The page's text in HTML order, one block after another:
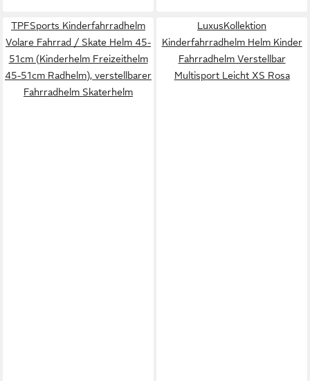
TPFSports Kinderfahrradhelm
Volare Fahrrad / Skate Helm 45-
51cm (Kinderhelm Freizeithelm
45-51cm Radhelm), verstellbarer
Fahrradhelm Skaterhelm
LuxusKollektion
Kinderfahrradhelm Helm Kinder
Fahrradhelm Verstellbar
Multisport Leicht XS Rosa